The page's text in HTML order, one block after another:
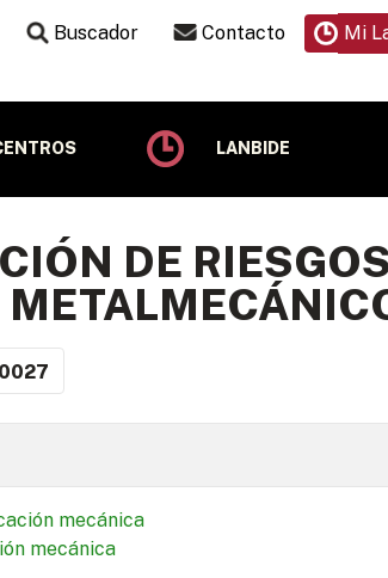
Buscador Contacto Mi
LANBIDE
DE
mecánica
mecánica